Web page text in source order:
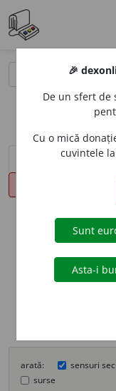
sinteza definițiilor
info
arată: sensuri
surse
🎉
De un sfert de
Cu o mică
cuvintele